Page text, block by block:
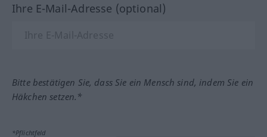
Ihre E-Mail-Adresse (optional)
Bitte bestätigen Sie, dass Sie ein Mensch sind, indem Sie ein
Häkchen setzen.*
*Pflichtfeld